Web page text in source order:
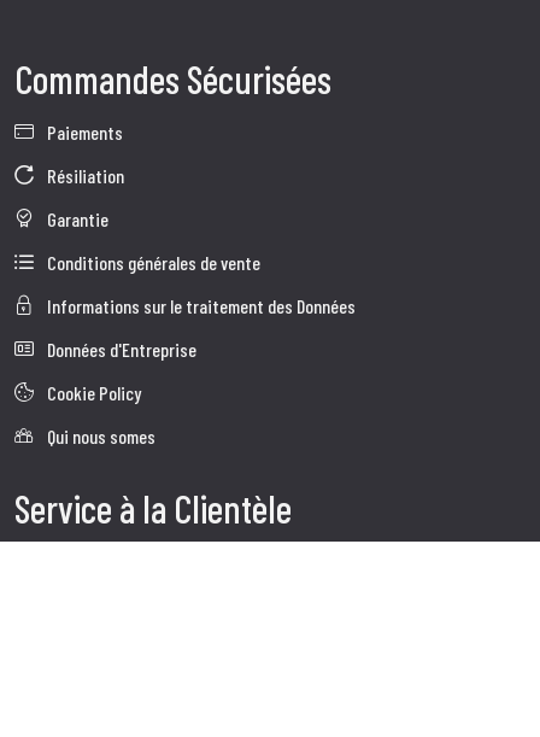
Commandes Sécurisées
Paiements
Résiliation
Garantie
Conditions générales de vente
Informations sur le traitement des Données
Données d'Entreprise
Cookie Policy
Qui nous somes
Service à la Clientèle